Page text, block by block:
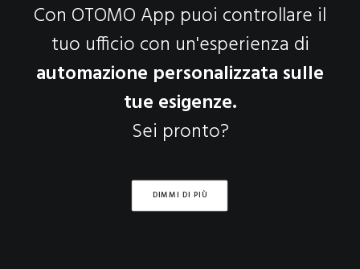
Con OTOMO App puoi controllare il
tuo ufficio con un'esperienza di
automazione personalizzata sulle
tue esigenze.
Sei pronto?
DIMMI DI PIÙ